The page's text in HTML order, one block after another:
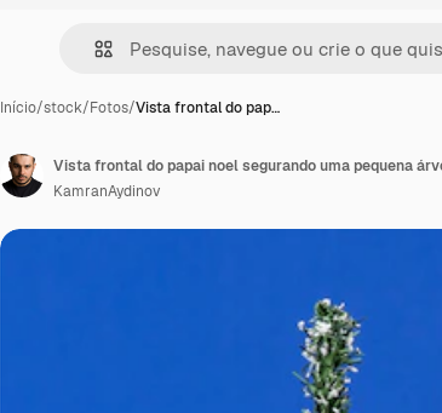
Início/stock/Fotos/Vista frontal do pap…
KamranAydinov